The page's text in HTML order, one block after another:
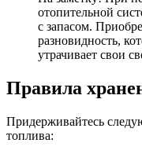
отопительной
с запасом.
разновидность,
утрачивает свои
Правила
Придерживайтесь
топлива: